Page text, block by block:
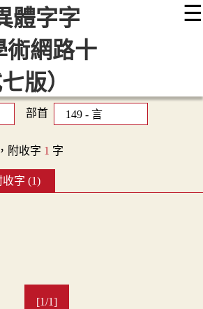
☰
題 編輯說明
網站導覽
部首
附收字 1 字
收字 (1)
[1/1]